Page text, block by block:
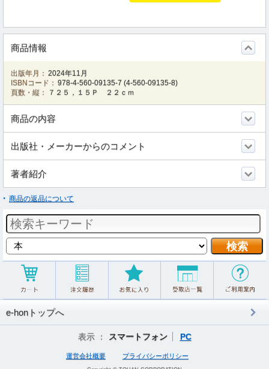
商品情報
出版年月： 2024年11月
ISBNコード： 978-4-560-09135-7 (4-560-09135-8)
頁数・縦：
７２５，１５Ｐ ２２ｃｍ
商品の内容
出版社・メーカーからのコメント
著者紹介
商品の返品について
e-honトップへ
表示 ： スマートフォン PC
運営会社概要 プライバシーポリシー